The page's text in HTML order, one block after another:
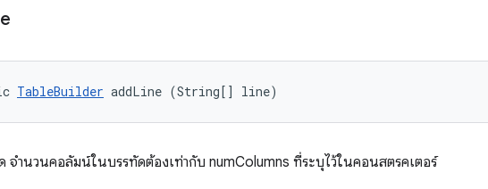
TableBuilder addLine (String[] line)
จำนวนคอลัมน์ในบรรทัดต้องเท่ากับ numColumns ที่ระบุไว้ในคอนสตรคเตอร์